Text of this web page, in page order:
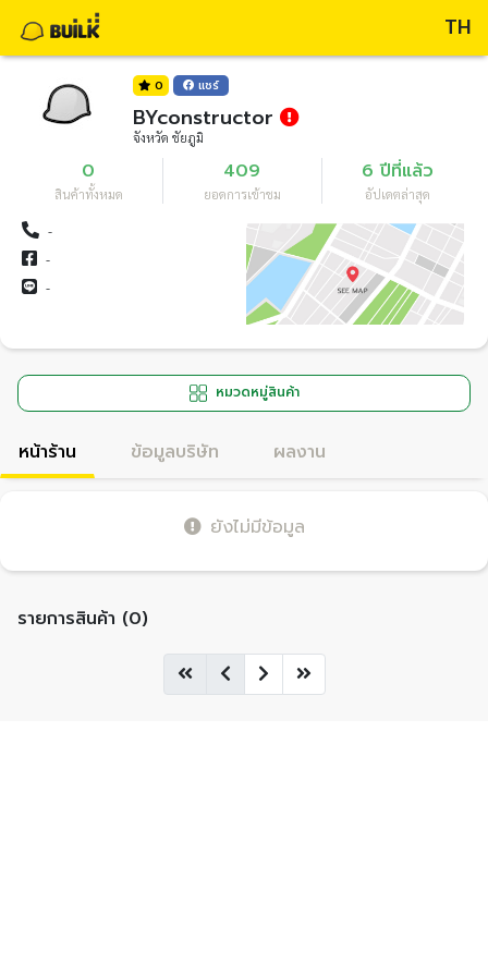
TH
0 แชร์
BYconstructor
จังหวัด ชัยภูมิ
0
สินค้าทั้งหมด
409
ยอดการเข้าชม
6 ปีที่แล้ว
อัปเดตล่าสุด
-
-
-
หมวดหมู่สินค้า
หน้าร้าน ข้อมูลบริษัท ผลงาน
ยังไม่มีข้อมูล
รายการสินค้า (0)